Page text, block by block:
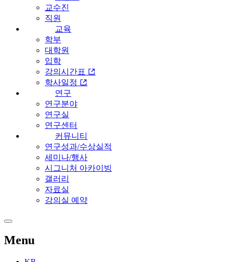
교수진
직원
교육
학부
대학원
입학
강의시간표
학사일정
연구
연구분야
연구실
연구센터
커뮤니티
연구성과/수상실적
세미나/행사
시그니처 아카이빙
갤러리
자료실
강의실 예약
Menu